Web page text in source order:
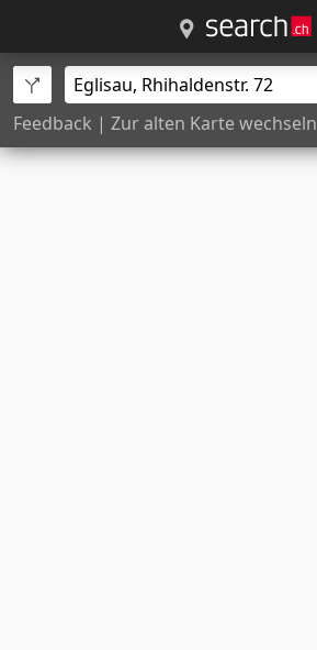
Feedback | Zur alten Karte wechseln